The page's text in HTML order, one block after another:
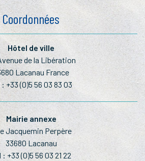
Coordonnées
Hôtel de ville
de la Libération
Lacanau France
: +33 (0)5 56 03 83 03
Mairie annexe
Jacquemin Perpère
33680 Lacanau
: +33 (0)5 56 03 21 22